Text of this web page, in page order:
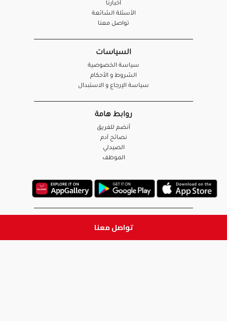
تواصل معنا
أخبارنا
الأسئلة الشائعة
تواصل معنا
السياسات
سياسة الخصوصية
الشروط و الأحكام
سياسة الإرجاع و الاستبدال
روابط هامة
أنضم للفريق
نصائح آدم
الصيدلي
الموظف